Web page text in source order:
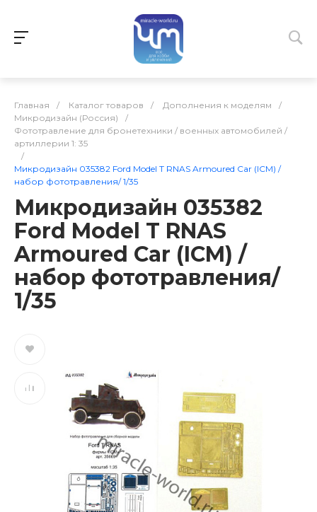
Главная / Каталог товаров / Дополнения к моделям
/
Микродизайн (Россия)
/
Фототравление для бронетехники / военных автомобилей /
артиллерии 1: 35
/
Микродизайн 035382 Ford Model T RNAS Armoured Car (ICM) /
набор фототравления/ 1/35
Микродизайн 035382
Ford Model T RNAS
Armoured Car (ICM) /
набор фототравления/
1/35